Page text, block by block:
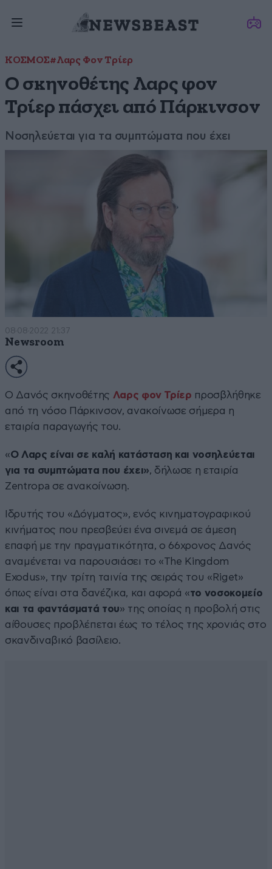
ΚΟΣΜΟΣ#Λαρς Φον Τρίερ
Ο σκηνοθέτης Λαρς φον
Τρίερ πάσχει από Πάρκινσον
Νοσηλεύεται για τα συμπτώματα που έχει
08·08·2022 21:37
Newsroom
Ο Δανός σκηνοθέτης Λαρς φον Τρίερ προσβλήθηκε
από τη νόσο Πάρκινσον, ανακοίνωσε σήμερα η
εταιρία παραγωγής του.
«Ο Λαρς είναι σε καλή κατάσταση και νοσηλεύεται
για τα συμπτώματα που έχει», δήλωσε η εταιρία
Zentropa σε ανακοίνωση.
Ιδρυτής του «Δόγματος», ενός κινηματογραφικού
κινήματος που πρεσβεύει ένα σινεμά σε άμεση
επαφή με την πραγματικότητα, ο 66χρονος Δανός
αναμένεται να παρουσιάσει το «The Kingdom
Exodus», την τρίτη ταινία της σειράς του «Riget»
όπως είναι στα δανέζικα, και αφορά «το νοσοκομείο
και τα φαντάσματά του» της οποίας η προβολή στις
αίθουσες προβλέπεται έως το τέλος της χρονιάς στο
σκανδιναβικό βασίλειο.